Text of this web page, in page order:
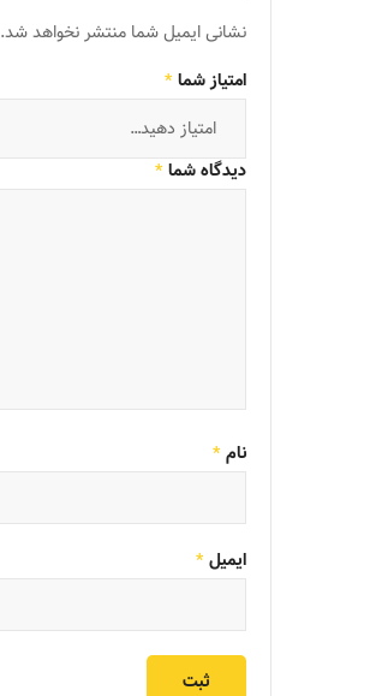
نشانی ایمیل شما منتشر نخواهد شد.
امتیاز شما*
دیدگاه شما*
نام*
ایمیل*